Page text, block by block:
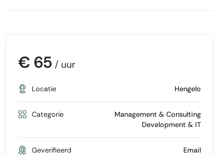
€ 65 / uur
Locatie Hengelo
Categorie
Management & Consulting
Development & IT
Geverifieerd Email